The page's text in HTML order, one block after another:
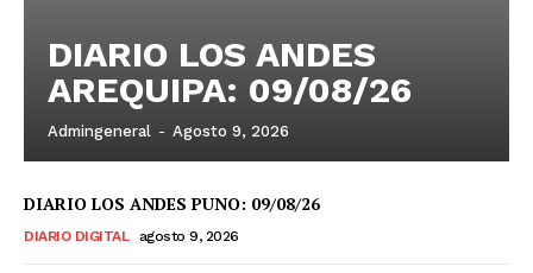
DIARIO LOS ANDES
AREQUIPA: 09/08/26
Admingeneral - Agosto 9, 2026
DIARIO LOS ANDES PUNO: 09/08/26
DIARIO DIGITAL agosto 9, 2026